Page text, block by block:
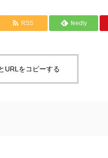
RSS feedly
URLをコピーする